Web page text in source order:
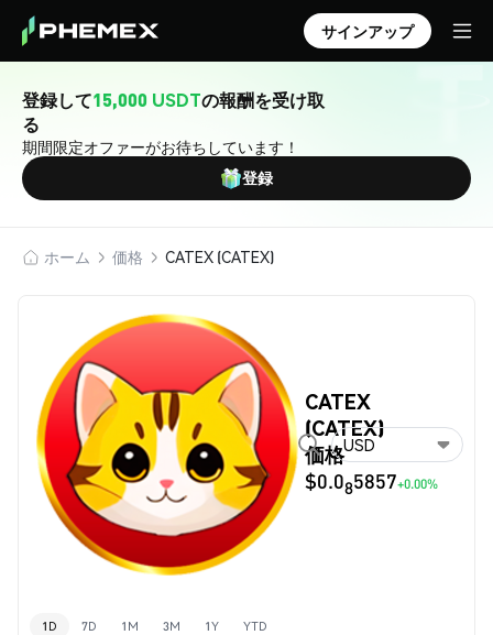
サインアップ
登録して15,000 USDTの報酬を受け取
る
期間限定オファーがお待ちしています！
登録
ホーム 価格 CATEX (CATEX)
CATEX
(CATEX)
価格
$0.085857+0.00%
USD
1D 7D 1M 3M 1Y YTD